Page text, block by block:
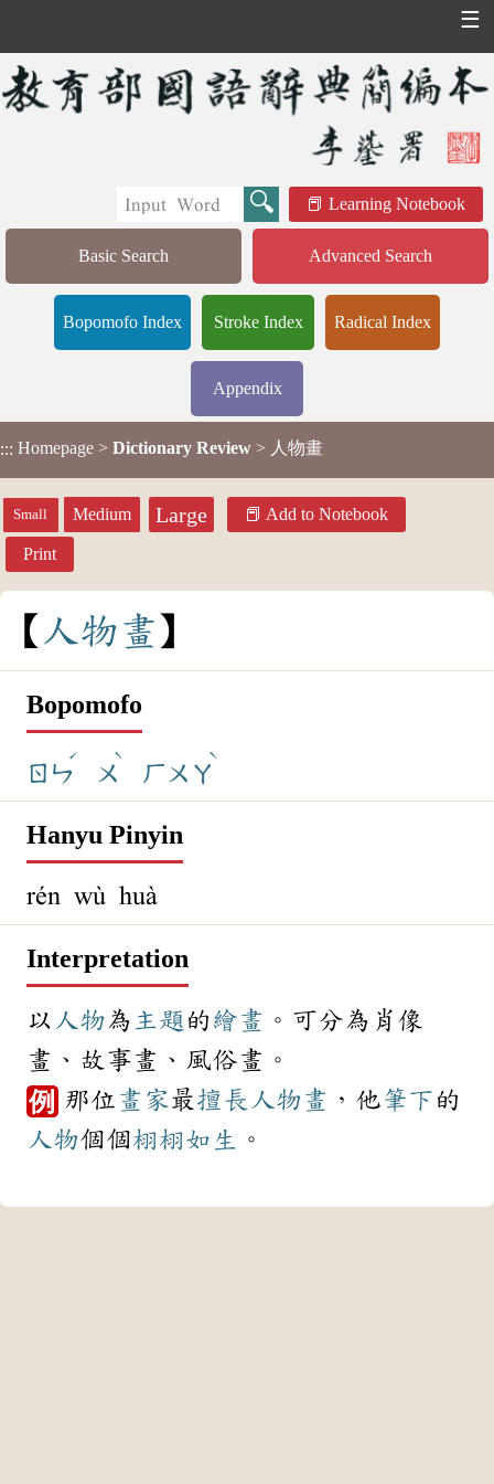
☰
Learning Notebook
Basic Search Advanced Search
Bopomofo Index Stroke Index Radical Index
Appendix
::: Homepage > Dictionary Review > 人物畫
Small Medium Large Add to Notebook
Print
人物畫
Bopomofo
ㄖㄣ
ˊ
ㄨ
ˋ
ㄏㄨㄚ
ˋ
Hanyu Pinyin
rén wù huà
Interpretation
以 人物為 主題 的 繪畫 。可分為肖像
畫、故事畫、風俗畫。
例 那位 畫家最擅長 人物畫 ，他筆下 的
人物個個栩栩如生 。